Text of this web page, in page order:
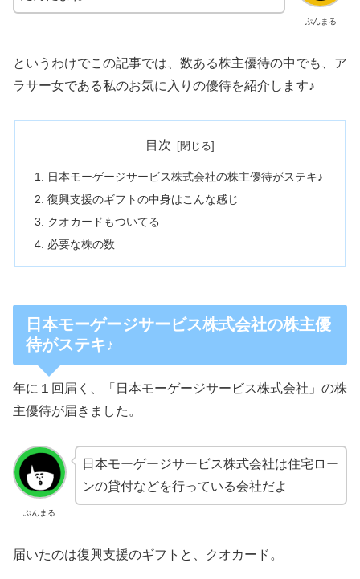
ぷんまる
というわけでこの記事では、数ある株主優待の中でも、ア
ラサー女である私のお気に入りの優待を紹介します♪
目次
日本モーゲージサービス株式会社の株主優待がステキ♪
復興支援のギフトの中身はこんな感じ
クオカードもついてる
必要な株の数
日本モーゲージサービス株式会社の株主優
待がステキ♪
年に１回届く、「日本モーゲージサービス株式会社」の株
主優待が届きました。
ぷんまる
日本モーゲージサービス株式会社は住宅ロー
ンの貸付などを行っている会社だよ
届いたのは復興支援のギフトと、クオカード。